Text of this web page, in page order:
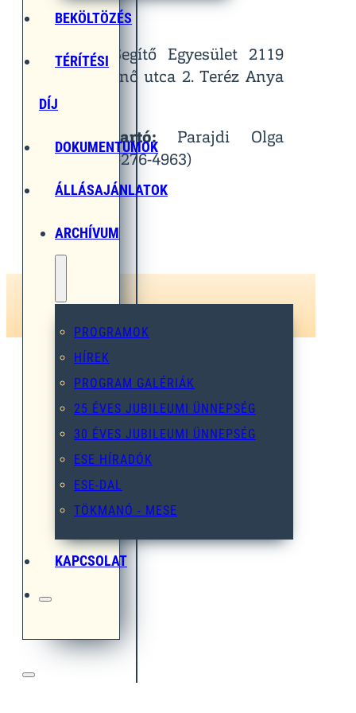
BEKÖLTÖZÉS
TÉRÍTÉSI
DÍJ
DOKUMENTUMOK
ÁLLÁSAJÁNLATOK
ARCHÍVUM
PROGRAMOK
HÍREK
PROGRAM GALÉRIÁK
25 ÉVES JUBILEUMI ÜNNEPSÉG
30 ÉVES JUBILEUMI ÜNNEPSÉG
ESE HÍRADÓK
ESE-DAL
TÖKMANÓ - MESE
KAPCSOLAT
Helyszín:
Egymást Segítő Egyesület 2119
Pécel, Pihenő utca 2. Teréz Anya
Terem
Kapcsolattartó:Parajdi Olga
(Tel.: 06-30-276-4963)